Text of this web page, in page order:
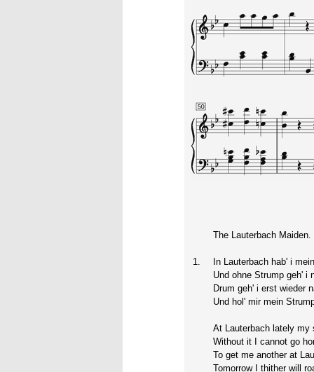
The Lauterbach Maiden.
1.
In Lauterbach hab' i
Und ohne Strump geh' i
Drum geh' i erst wieder
Und hol' mir mein
At Lauterbach lately
Without it I cannot go
To get me another at
Tomorrow I thither will